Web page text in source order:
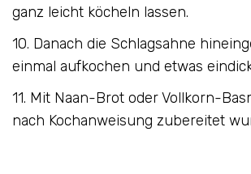
ganz leicht köcheln lassen.
10. Danach die Schlagsahne
einmal aufkochen und etwas
11. Mit Naan-Brot oder Vollkorn-
nach Kochanweisung zubereitet